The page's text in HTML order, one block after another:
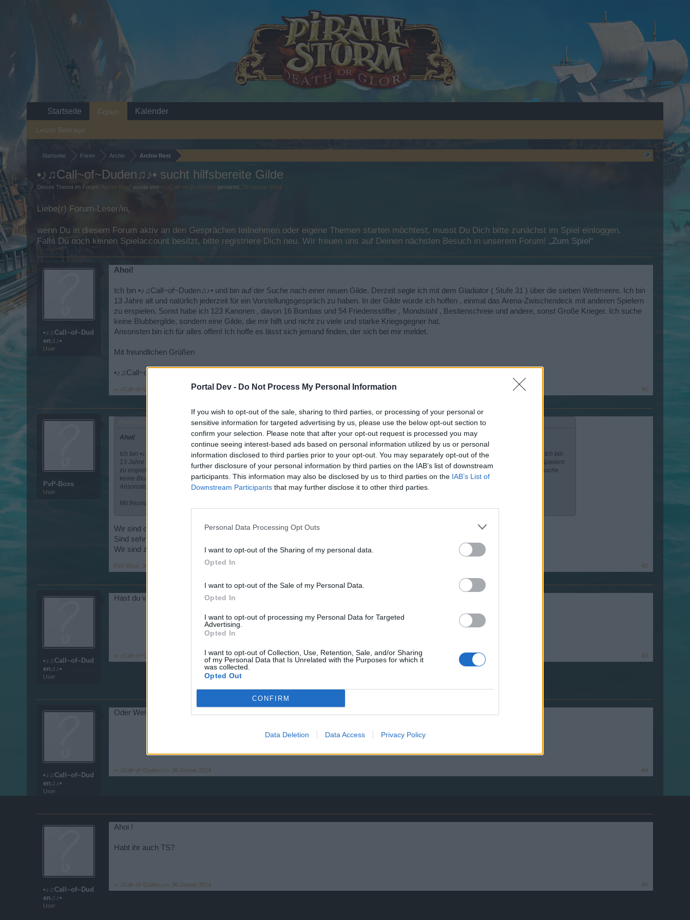
Portal Dev - Do Not Process My Personal Information
If you wish to opt-out of the sale, sharing to third parties, or processing of your personal or
sensitive information for targeted advertising by us, please use the below opt-out section to
confirm your selection. Please note that after your opt-out request is processed you may
continue seeing interest-based ads based on personal information utilized by us or personal
information disclosed to third parties prior to your opt-out. You may separately opt-out of the
further disclosure of your personal information by third parties on the IAB’s list of downstream
participants. This information may also be disclosed by us to third parties on the IAB’s List of
Downstream Participants that may further disclose it to other third parties.
Personal Data Processing Opt Outs
I want to opt-out of the Sharing of my personal data.
Opted In
I want to opt-out of the Sale of my Personal Data.
Opted In
I want to opt-out of processing my Personal Data for Targeted
Advertising.
Opted In
I want to opt-out of Collection, Use, Retention, Sale, and/or Sharing
of my Personal Data that Is Unrelated with the Purposes for which it
was collected.
Opted Out
CONFIRM
Data Deletion Data Access Privacy Policy
Startseite Foren Archiv Archiv Rest
•♪♫Call~of~Duden♫♪• sucht hilfsbereite Gilde
Dieses Thema im Forum ' Archiv Rest' wurde von •♪♫Call~of~Duden♫♪• gestartet, 30 Januar 2014
Liebe(r) Forum-Leser/in,
wenn Du in diesem Forum aktiv an den Gesprächen teilnehmen oder eigene Themen starten möchtest, musst Du Dich bitte zunächst im Spiel einloggen.
Falls Du noch keinen Spielaccount besitzt, bitte registriere Dich neu. Wir freuen uns auf Deinen nächsten Besuch in unserem Forum! „Zum Spiel“
•♪♫Call~of~Dud
en♫♪•
User
Ahoi!
Ich bin •♪♫Call~of~Duden♫♪• und bin auf der Suche nach einer neuen Gilde. Derzeit segle ich mit dem Gladiator ( Stufe 31 ) über die sieben Weltmeere. Ich bin
13 Jahre alt und natürlich jederzeit für ein Vorstellungsgespräch zu haben. In der Gilde würde ich hoffen , einmal das Arena-Zwischendeck mit anderen Spielern
zu erspielen. Sonst habe ich 123 Kanonen , davon 16 Bombas und 54 Friedensstifter , Mondstahl , Bestienschreie und andere, sonst Große Krieger. Ich suche
keine Blubbergilde, sondern eine Gilde, die mir hilft und nicht zu viele und starke Kriegsgegner hat.
Ansonsten bin ich für alles offen! Ich hoffe es lässt sich jemand finden, der sich bei mir meldet.
Mit freundlichen Grüßen
•♪♫Call~of~Duden♫♪•
•♪♫Call~of~Duden♫♪• 30 Januar 2014 #1
PvP-Boss
User
Zitat von •♪♫Call~of~Duden♫♪•:↑
Ahoi!
Ich bin •♪♫Call~of~Duden♫♪• und bin auf der Suche nach einer neuen Gilde. Derzeit segle ich mit dem Gladiator ( Stufe 31 ) über die sieben Weltmeere. Ich bin
13 Jahre alt und natürlich jederzeit für ein Vorstellungsgespräch zu haben. In der Gilde würde ich hoffen , einmal das Arena-Zwischendeck mit anderen Spielern
zu erspielen. Sonst habe ich 123 Kanonen , davon 16 Bombas und 54 Friedensstifter , Mondstahl , Bestienschreie und andere, sonst Große Krieger. Ich suche
keine Blubbergilde, sondern eine Gilde, die mir hilft und nicht zu viele und starke Kriegsgegner hat.
Ansonsten bin ich für alles offen! Ich hoffe es lässt sich jemand finden, der sich bei mir meldet.
Mit freundlichen Grüßen
Click to expand...
Wir sind die WDK und suchen neue und aktive Member!
Sind sehr hilfsbereit und helfen auch gerne mit Arena.
Wir sind zwar Level 13 aber man sollte uns nie unterschätzen
PvP-Boss 30 Januar 2014 #2
•♪♫Call~of~Dud
en♫♪•
User
Hast du vielleicht noch ein paar mehr Informationen , z. B. habt ihr TS?
•♪♫Call~of~Duden♫♪• 30 Januar 2014 #3
•♪♫Call~of~Dud
en♫♪•
User
Oder Welche Stufe bist du , Schiff usw.
•♪♫Call~of~Duden♫♪• 30 Januar 2014 #4
•♪♫Call~of~Dud
en♫♪•
User
Ahoi !
Habt ihr auch TS?
•♪♫Call~of~Duden♫♪• 30 Januar 2014 #5
Startseite Foren
Letzte Beiträge
Kalender